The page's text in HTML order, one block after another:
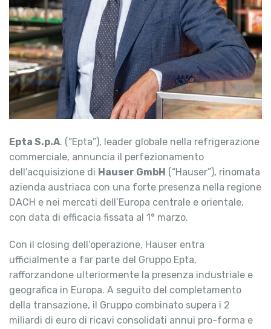
Epta S.p.A. (“Epta”), leader globale nella refrigerazione
commerciale, annuncia il perfezionamento
dell’acquisizione di Hauser GmbH (“Hauser”), rinomata
azienda austriaca con una forte presenza nella regione
DACH e nei mercati dell’Europa centrale e orientale,
con data di efficacia fissata al 1° marzo.
Con il closing dell’operazione, Hauser entra
ufficialmente a far parte del Gruppo Epta,
rafforzandone ulteriormente la presenza industriale e
geografica in Europa. A seguito del completamento
della transazione, il Gruppo combinato supera i 2
miliardi di euro di ricavi consolidati annui pro-forma e